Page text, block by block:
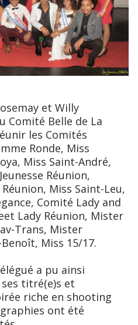
et Willy
Comité Belle de La
les Comités
Ronde, Miss
Miss Saint-André,
Réunion,
Miss Saint-Leu,
Comité Lady and
Lady Réunion, Mister
Trans, Mister
Miss 15/17.
a pu ainsi
titré(e)s et
riche en shooting
ont été